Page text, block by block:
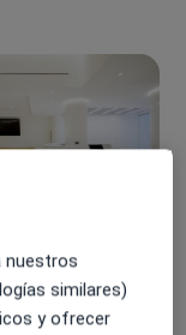
nuestros
similares)
y ofrecer